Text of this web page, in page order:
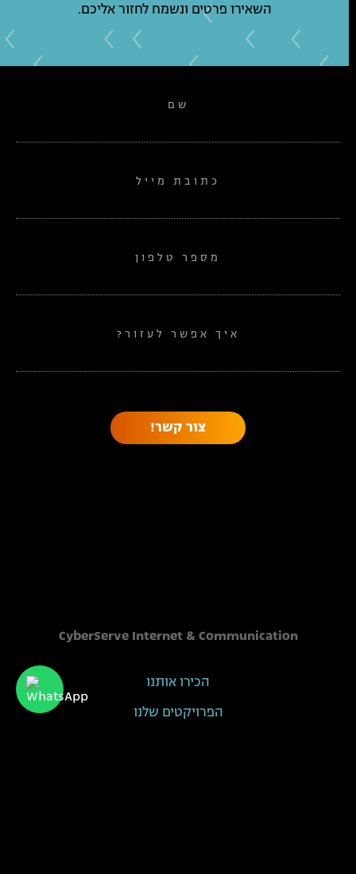
שם
כתובת מייל
מספר טלפון
איך אפשר לעזור?
השאירו פרטים ונשמח לחזור אליכם.
CyberServe Internet & Communication
הכירו אותנו
הפרויקטים שלנו